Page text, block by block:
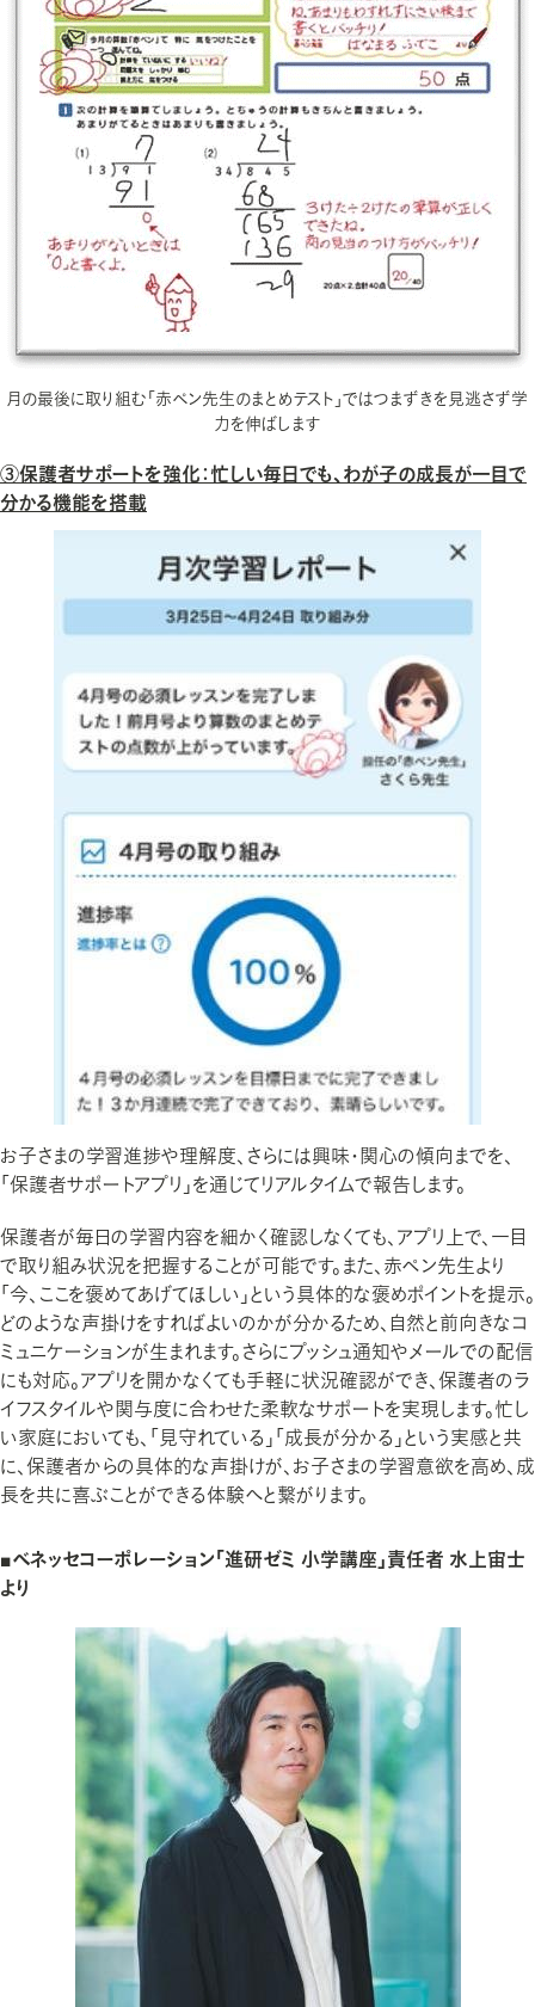
月の最後に取り組む「赤ペン先生のまとめテスト」ではつまずきを見逃さず学
力を伸ばします
③保護者サポートを強化：忙しい毎日でも、わが子の成長が一目で
分かる機能を搭載
お子さまの学習進捗や理解度、さらには興味・関心の傾向までを、
「保護者サポートアプリ」を通じてリアルタイムで報告します。
保護者が毎日の学習内容を細かく確認しなくても、アプリ上で、一目
で取り組み状況を把握することが可能です。また、赤ペン先生より
「今、ここを褒めてあげてほしい」という具体的な褒めポイントを提示。
どのような声掛けをすればよいのかが分かるため、自然と前向きなコ
ミュニケーションが生まれます。さらにプッシュ通知やメールでの配信
にも対応。アプリを開かなくても手軽に状況確認ができ、保護者のラ
イフスタイルや関与度に合わせた柔軟なサポートを実現します。忙し
い家庭においても、「見守れている」「成長が分かる」という実感と共
に、保護者からの具体的な声掛けが、お子さまの学習意欲を高め、成
長を共に喜ぶことができる体験へと繋がります。
■ベネッセコーポレーション「進研ゼミ 小学講座」責任者 水上宙士
より